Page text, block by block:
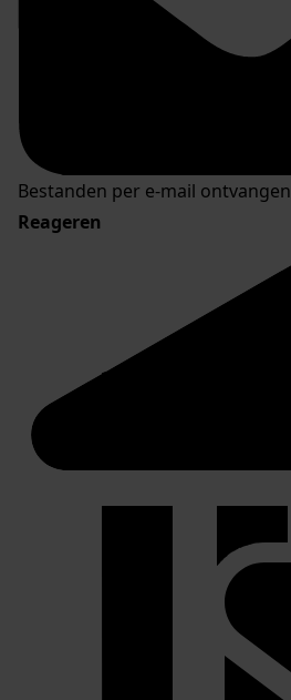
Bestanden per e-mail ontvangen
Reageren